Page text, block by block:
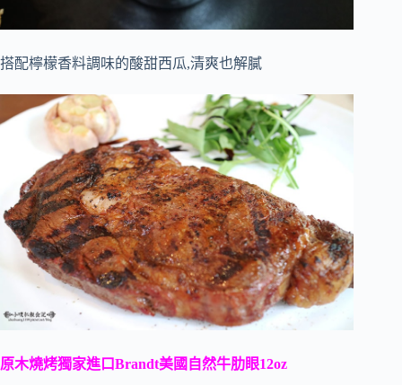
搭配檸檬香料調味的酸甜西瓜,清爽也解膩
原木燒烤獨家進口Brandt美國自然牛肋眼12oz